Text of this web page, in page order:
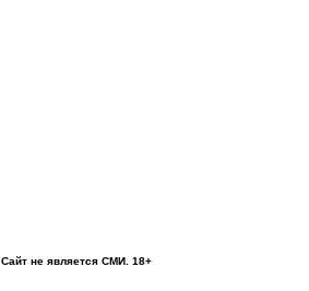
Сайт не является СМИ. 18+